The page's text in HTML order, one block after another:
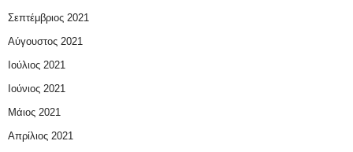
Σεπτέμβριος 2021
Αύγουστος 2021
Ιούλιος 2021
Ιούνιος 2021
Μάιος 2021
Απρίλιος 2021